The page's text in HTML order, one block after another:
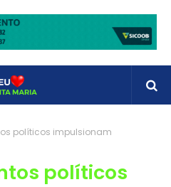
políticos impulsionam
políticos